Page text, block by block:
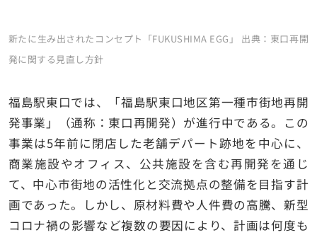
新たに生み出されたコンセプト「FUKUSHIMA EGG」 出典：東口再開
発に関する見直し方針
福島駅東口では、「福島駅東口地区第一種市街地再開
発事業」（通称：東口再開発）が進行中である。この
事業は5年前に閉店した老舗デパート跡地を中心に、
商業施設やオフィス、公共施設を含む再開発を通じ
て、中心市街地の活性化と交流拠点の整備を目指す計
画であった。しかし、原材料費や人件費の高騰、新型
コロナ禍の影響など複数の要因により、計画は何度も